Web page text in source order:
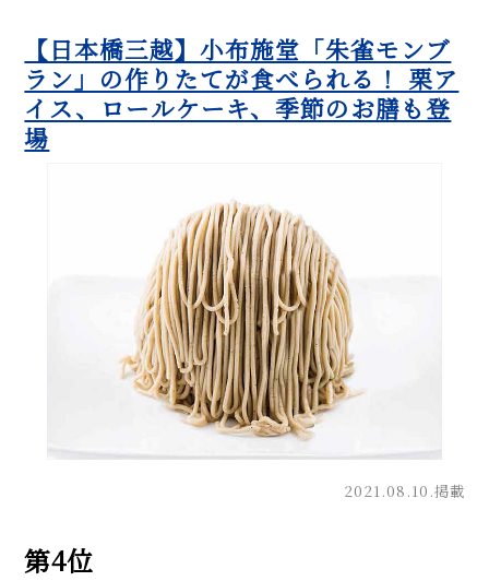
【日本橋三越】小布施堂「朱雀モンブ
ラン」の作りたてが食べられる！ 栗ア
イス、ロールケーキ、季節のお膳も登
場
2021.08.10.掲載
第4位